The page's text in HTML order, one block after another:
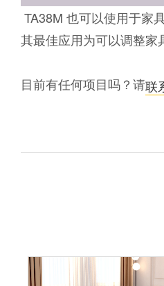
TA38M 也可以使用于家
其最佳应用为可以调整家
目前有任何项目吗？请联